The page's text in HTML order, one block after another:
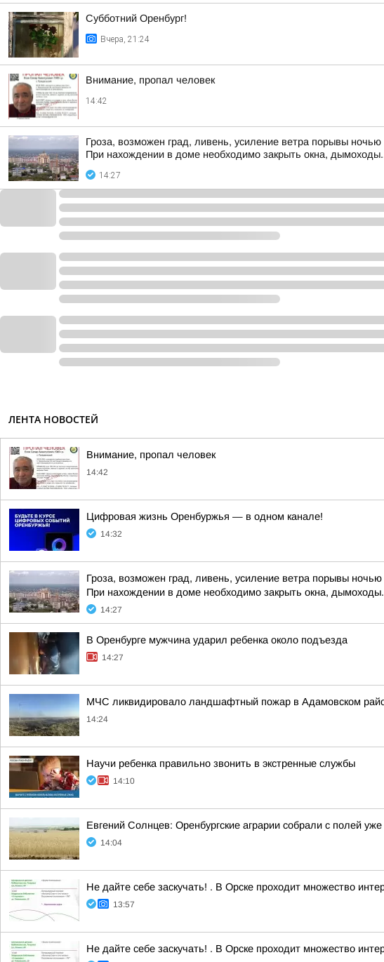
Субботний Оренбург!
Вчера, 21:24
Внимание, пропал человек
14:42
Гроза, возможен град, ливень, усиление ветра порывы
При нахождении в доме необходимо закрыть окна,
14:27
ЛЕНТА НОВОСТЕЙ
Внимание, пропал человек
14:42
Цифровая жизнь Оренбуржья — в одном канале!
14:32
Гроза, возможен град, ливень, усиление ветра порывы
При нахождении в доме необходимо закрыть окна,
14:27
В Оренбурге мужчина ударил ребенка около подъезда
14:27
МЧС ликвидировало ландшафтный пожар в Адамовском
14:24
Научи ребенка правильно звонить в экстренные службы
14:10
Евгений Солнцев: Оренбургские аграрии собрали с полей
14:04
Не дайте себе заскучать! . В Орске проходит множество
13:57
Не дайте себе заскучать! . В Орске проходит множество